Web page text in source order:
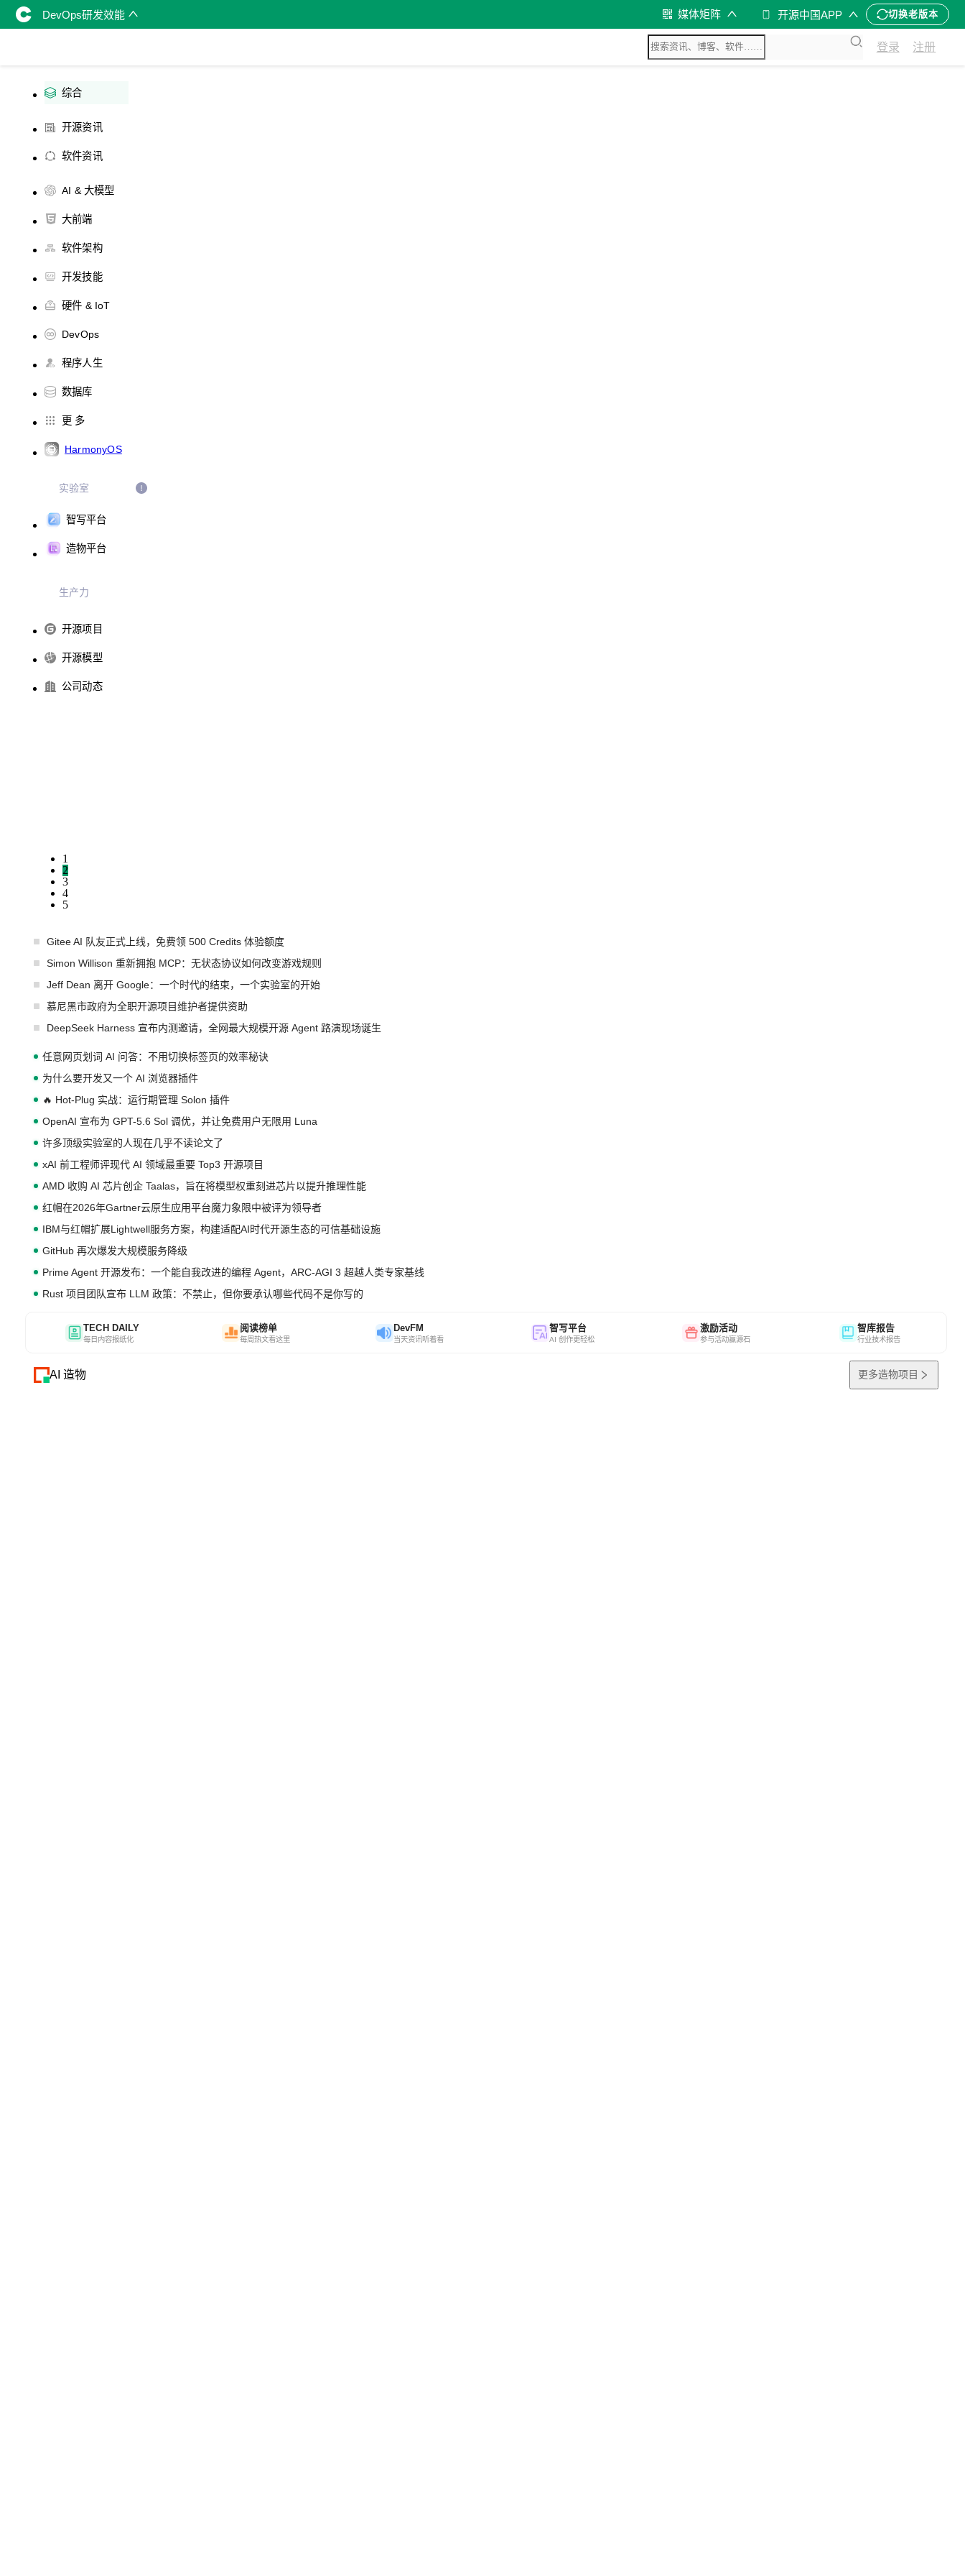
DevOps研发效能 媒体矩阵 开源中国APP 切换老版本
登录 注册
综合
开源资讯
软件资讯
AI & 大模型
大前端
软件架构
开发技能
硬件 & IoT
DevOps
程序人生
数据库
更 多
HarmonyOS
实验室
智写平台
造物平台
生产力
开源项目
开源模型
公司动态
1
2
3
4
5
Gitee AI 队友正式上线，免费领 500 Credits 体验额度
Simon Willison 重新拥抱 MCP：无状态协议如何改变游戏规则
Jeff Dean 离开 Google：一个时代的结束，一个实验室的开始
慕尼黑市政府为全职开源项目维护者提供资助
DeepSeek Harness 宣布内测邀请，全网最大规模开源 Agent 路演现场诞生
任意网页划词 AI 问答：不用切换标签页的效率秘诀
为什么要开发又一个 AI 浏览器插件
🔥 Hot-Plug 实战：运行期管理 Solon 插件
OpenAI 宣布为 GPT-5.6 Sol 调优，并让免费用户无限用 Luna
许多顶级实验室的人现在几乎不读论文了
xAI 前工程师评现代 AI 领域最重要 Top3 开源项目
AMD 收购 AI 芯片创企 Taalas，旨在将模型权重刻进芯片以提升推理性能
红帽在2026年Gartner云原生应用平台魔力象限中被评为领导者
IBM与红帽扩展Lightwell服务方案，构建适配AI时代开源生态的可信基础设施
GitHub 再次爆发大规模服务降级
Prime Agent 开源发布：一个能自我改进的编程 Agent，ARC-AGI 3 超越人类专家基线
Rust 项目团队宣布 LLM 政策：不禁止，但你要承认哪些代码不是你写的
TECH DAILY
每日内容报纸化
阅读榜单
每周热文看这里
DevFM
当天资讯听着看
智写平台
AI 创作更轻松
激励活动
参与活动赢源石
智库报告
行业技术报告
AI 造物 更多造物项目